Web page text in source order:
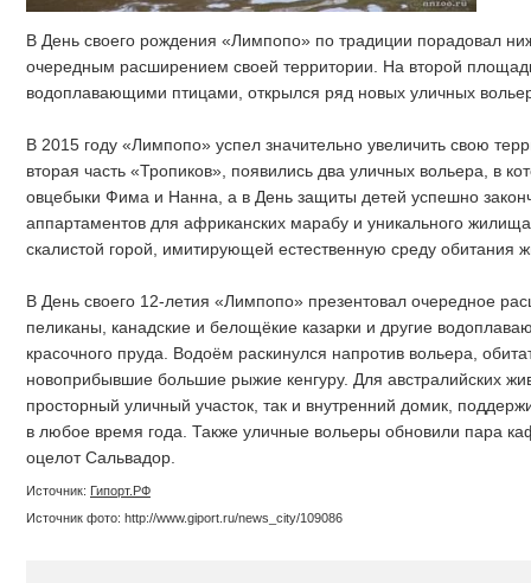
В День своего рождения «Лимпопо» по традиции порадовал
очередным расширением своей территории. На второй
водоплавающими птицами, открылся ряд новых уличных
В 2015 году «Лимпопо» успел значительно увеличить свою
вторая часть «Тропиков», появились два уличных вольера, в
овцебыки Фима и Нанна, а в День защиты детей успешно
аппартаментов для африканских марабу и уникального жилища
скалистой горой, имитирующей естественную среду обитания
В День своего 12-летия «Лимпопо» презентовал очередное
пеликаны, канадские и белощёкие казарки и другие
красочного пруда. Водоём раскинулся напротив вольера,
новоприбывшие большие рыжие кенгуру. Для австралийских
просторный уличный участок, так и внутренний домик,
в любое время года. Также уличные вольеры обновили пара
оцелот Сальвадор.
Источник: Гипорт.РФ
Источник фото: http://www.giport.ru/news_city/109086